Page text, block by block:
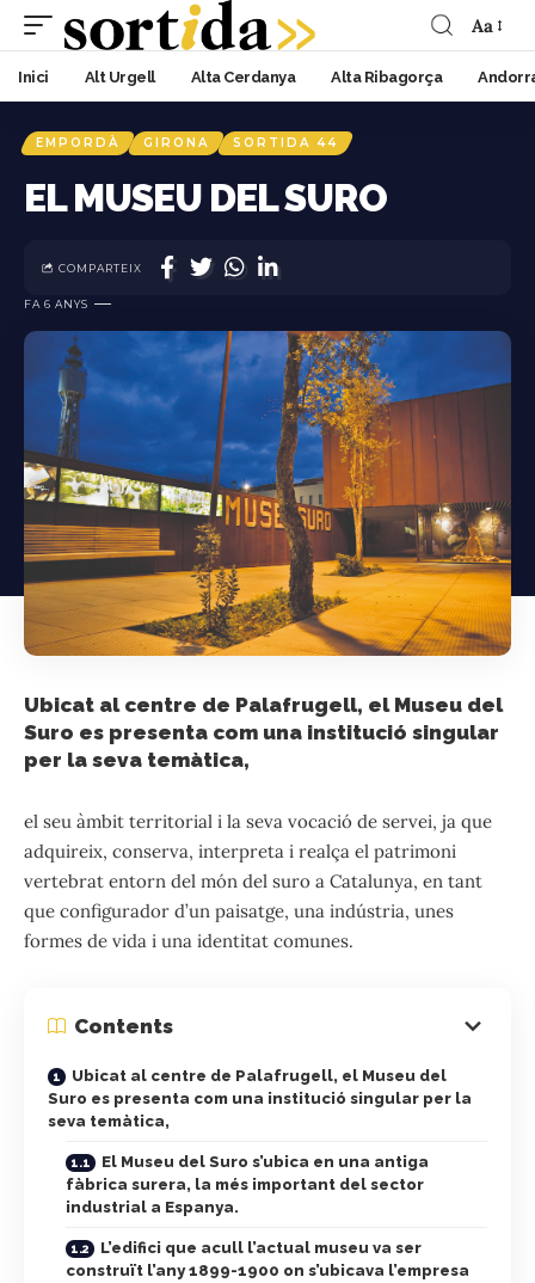
Aa
Inici Alt Urgell Alta Cerdanya Alta Ribagorça
EMPORDÀ GIRONA SORTIDA 44
EL MUSEU DEL SURO
FA 6 ANYS
COMPARTEIX
Ubicat al centre de Palafrugell, el Museu del
Suro es presenta com una institució singular
per la seva temàtica,
el seu àmbit territorial i la seva vocació de servei, ja que
adquireix, conserva, interpreta i realça el patrimoni
vertebrat entorn del món del suro a Catalunya, en tant
que configurador d’un paisatge, una indústria, unes
formes de vida i una identitat comunes.
Contents
Ubicat al centre de Palafrugell, el Museu del
Suro es presenta com una institució singular per la
seva temàtica,
El Museu del Suro s’ubica en una antiga
fàbrica surera, la més important del sector
industrial a Espanya.
L’edifici que acull l’actual museu va ser
construït l’any 1899-1900 on s’ubicava l’empresa